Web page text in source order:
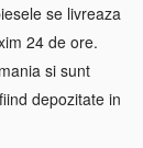
se livreaza
24 de ore.
si sunt
depozitate in